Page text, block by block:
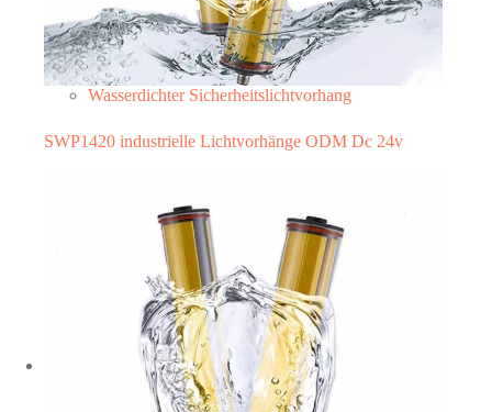
Wasserdichter Sicherheitslichtvorhang
SWP1420 industrielle Lichtvorhänge ODM Dc 24v